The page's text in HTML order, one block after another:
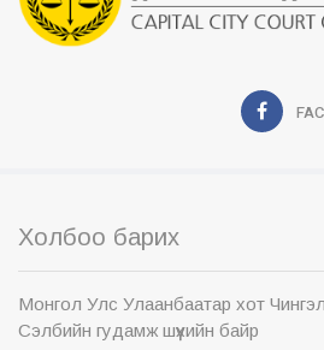
Холбоо барих
Монгол Улс Улаанбаатар хот
Сэлбийн гудамж шүүхийн байр